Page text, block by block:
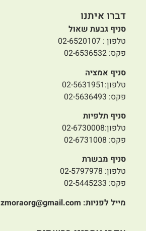
דברו איתנו
סניף גבעת שאול
טלפון : 02-6520107
פקס: 02-6536532
סניף אמציה
טלפון:02-5631951
פקס: 02-5636493
סניף תלפיות
טלפון:02-6730008
פקס: 02-6731008
סניף מבשרת
טלפון: 02-5797978
פקס: 02-5445233
מייל לפניות: zmoraorg@gmail.com